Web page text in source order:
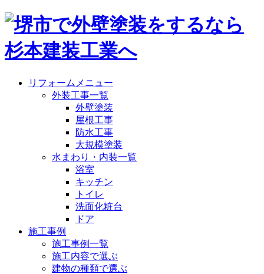
リフォームメニュー
外装工事一覧
外壁塗装
屋根工事
防水工事
大規模塗装
水まわり・内装一覧
浴室
キッチン
トイレ
洗面化粧台
ドア
施工事例
施工事例一覧
施工内容で選ぶ
建物の種類で選ぶ